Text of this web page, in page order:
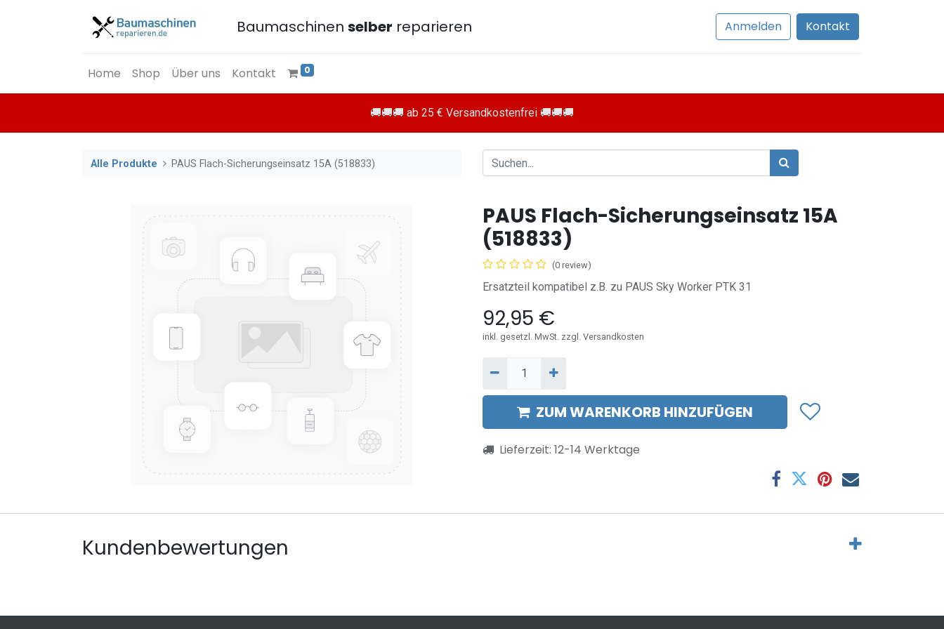
Baumaschinen selber reparieren Anmelden Kontakt
Home Shop Über uns Kontakt 0
🚚🚚🚚 ab 25 € Versandkostenfrei 🚚🚚🚚
Alle Produkte PAUS Flach-Sicherungseinsatz 15A (518833)
PAUS Flach-Sicherungseinsatz 15A
(518833)
(0 review)
Ersatzteil kompatibel z.B. zu PAUS Sky Worker PTK 31
92,95 €
inkl. gesetzl. MwSt. zzgl. Versandkosten
ZUM WARENKORB HINZUFÜGEN
Lieferzeit: 12-14 Werktage
Kundenbewertungen